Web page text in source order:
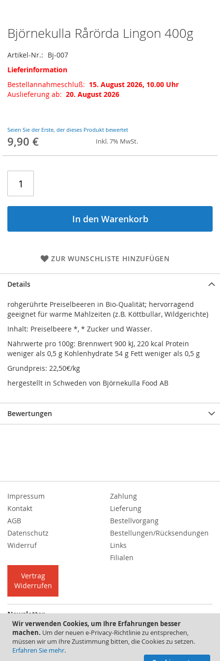
Wir verwenden Cookies, um Ihre Erfahrungen besser
machen. Um der neuen e-Privacy-Richtlinie zu entsprechen,
müssen wir um Ihre Zustimmung bitten, die Cookies zu setzen.
Erfahren Sie mehr.
Zum
Anfang
der
Bildgalerie
springen
Björnekulla Rårörda Lingon 400g
Artikel-Nr.
Bj-007
Lieferinformation
Bestellannahmeschluß: 15. August 2026, 10.00 Uhr
Auslieferung ab: 20. August 2026
Seien Sie der Erste, der dieses Produkt bewertet
9,90 € Inkl. 7% MwSt.
In den Warenkorb
ZUR WUNSCHLISTE HINZUFÜGEN
Details
rohgerührte Preiselbeeren in Bio-Qualität; hervorragend
geeignet für warme Mahlzeiten (z.B. Köttbullar, Wildgerichte)
Inhalt: Preiselbeere *, * Zucker und Wasser.
Nährwerte pro 100g: Brennwert 900 kJ, 220 kcal Protein
weniger als 0,5 g Kohlenhydrate 54 g Fett weniger als 0,5 g
Grundpreis: 22,50€/kg
hergestellt in Schweden von Björnekulla Food AB
Bewertungen
Impressum
Kontakt
AGB
Datenschutz
Widerruf
Vertrag
Widerrufen
Zahlung
Lieferung
Bestellvorgang
Bestellungen/Rücksendungen
Links
Filialen
Newsletter
Melden
Sie
sich
Abonnieren
Full-Service-Agentur |